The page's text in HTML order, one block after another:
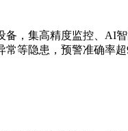
，集高精度监控、AI
等隐患，预警准确率